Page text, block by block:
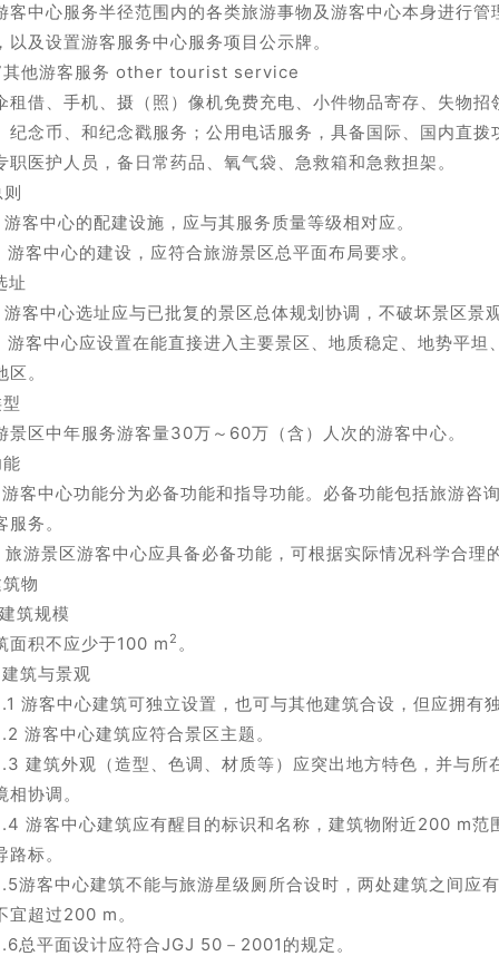
客中心服务半径范围内的各类旅游事物及游客中心本身进行
以及设置游客服务中心服务项目公示牌。
他游客服务 other tourist service
租借、手机、摄（照）像机免费充电、小件物品寄存、失物
纪念币、和纪念戳服务；公用电话服务，具备国际、国内直
职医护人员，备日常药品、氧气袋、急救箱和急救担架。
客中心的配建设施，应与其服务质量等级相对应。
客中心的建设，应符合旅游景区总平面布局要求。
址
客中心选址应与已批复的景区总体规划协调，不破坏景区景
客中心应设置在能直接进入主要景区、地质稳定、地势平坦
区。
景区中年服务游客量30万～60万（含）人次的游客中心。
客中心功能分为必备功能和指导功能。必备功能包括旅游
服务。
游景区游客中心应具备必备功能，可根据实际情况科学合理
物
筑规模
面积不应少于100 m 2 。
筑与景观
游客中心建筑可独立设置，也可与其他建筑合设，但应拥有
游客中心建筑应符合景区主题。
建筑外观（造型、色调、材质等）应突出地方特色，并与所
相协调。
游客中心建筑应有醒目的标识和名称，建筑物附近200 m范
路标。
游客中心建筑不能与旅游星级厕所合设时，两处建筑之间应
宜超过200 m。
总平面设计应符合JGJ 50－2001的规定。